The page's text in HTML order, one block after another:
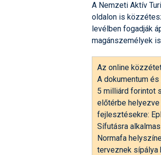
A Nemzeti Aktív
oldalon is
levélben fogadják
magánszemélyek
Az online
A dokumentum
5 milliárd forintot
előtérbe
fejlesztésekre:
Sífutásra
Normafa
terveznek